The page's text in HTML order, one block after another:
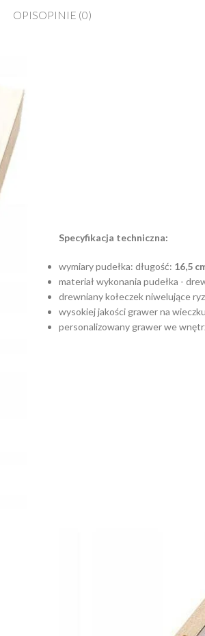
OPISOPINIE (0)
Specyfikacja techniczna:
wymiary pudełka: długość: 16,5
materiał wykonania pudełka -
drewniany kołeczek niwelujące
wysokiej jakości grawer na
personalizowany grawer we